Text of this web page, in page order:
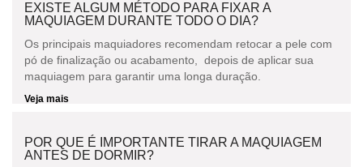
EXISTE ALGUM MÉTODO PARA FIXAR A
MAQUIAGEM DURANTE TODO O DIA?
Os principais maquiadores recomendam retocar a pele com
pó de finalização ou acabamento, depois de aplicar sua
maquiagem para garantir uma longa duração.
Veja mais
POR QUE É IMPORTANTE TIRAR A MAQUIAGEM
ANTES DE DORMIR?